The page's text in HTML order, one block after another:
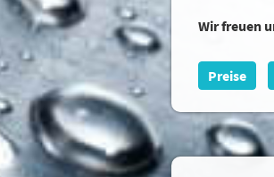
Wir freuen
Preise